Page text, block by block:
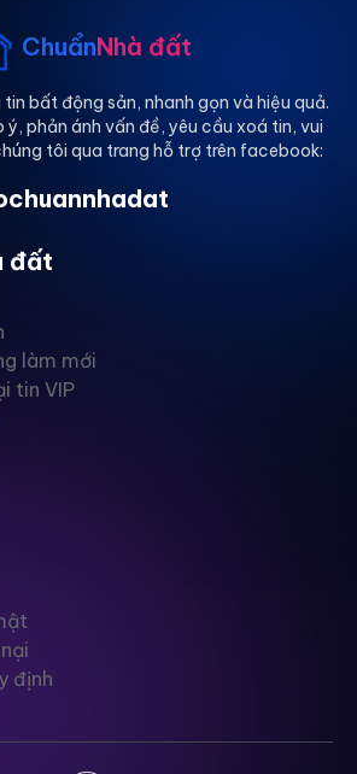
ChuẩnNhà đất
bất động sản, nhanh gọn và hiệu quả.
ý, phản ánh vấn đề, yêu cầu xoá tin, vui
tôi qua trang hỗ trợ trên facebook:
đất
làm mới
tin VIP
định